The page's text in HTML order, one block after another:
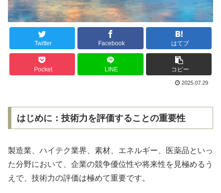
Twitter Facebook はてブ
Pocket LINE コピー
2025.07.29
はじめに：技術力を評価することの重要性
製造業、ハイテク業界、素材、エネルギー、医薬品といっ
た分野において、企業の競争優位性や将来性を見極めるう
えで、技術力の評価は極めて重要です。